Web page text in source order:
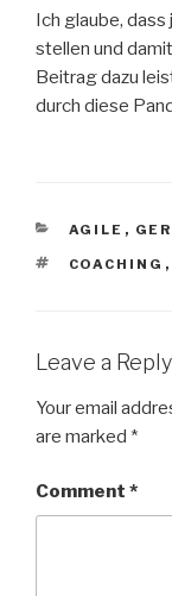
Ich glaube, dass
stellen und
Beitrag dazu
durch diese
AGILE ,
TAGS
COACHING ,
Leave a Reply
Your email
are marked *
Comment *